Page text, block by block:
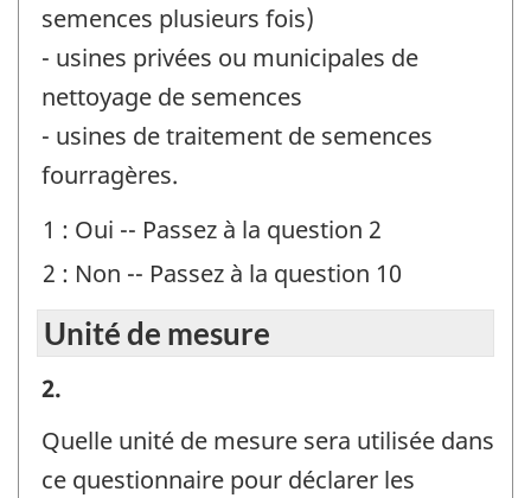
semences plusieurs fois)
- usines privées ou municipales de
nettoyage de semences
- usines de traitement de semences
fourragères.
1 : Oui -- Passez à la question 2
2 : Non -- Passez à la question 10
Unité de mesure
Unité
de
2.
Quelle unité de mesure sera utilisée dans
ce questionnaire pour déclarer les